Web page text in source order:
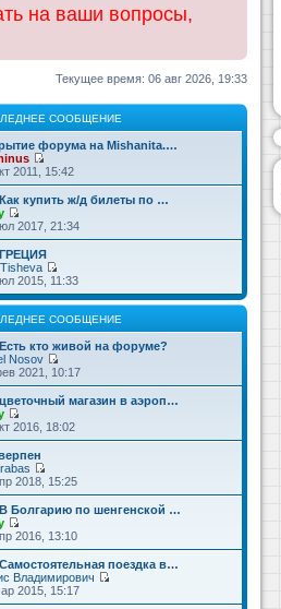
на ваши вопросы,
Текущее время: 06 авг 2026, 19:33
СООБЩЕНИЕ
форума на Mishanita.…
П
е
р
е
й
т
и
к
п
о
с
л
е
н
е
м
у
с
о
б
н
и
ю
2011, 15:42
купить ж/д билеты по …
П
е
р
е
й
т
и
к
п
о
с
л
е
н
е
м
у
с
о
о
б
щ
н
и
ю
2017, 21:34
П
е
р
е
й
т
к
п
о
с
л
е
е
м
с
о
б
щ
е
н
и
2015, 11:33
СООБЩЕНИЕ
кто живой на форуме?
Nosov
П
е
р
е
й
т
п
о
л
д
н
е
м
у
с
2021, 10:17
магазин в аэроп…
П
е
р
е
й
т
к
п
о
л
е
д
2016, 18:02
П
е
р
е
й
т
к
п
о
2018, 15:25
Болгарию по шенгенской …
П
е
р
е
й
т
2016, 13:10
поездка в…
Владимирович
е
2015, 15:17